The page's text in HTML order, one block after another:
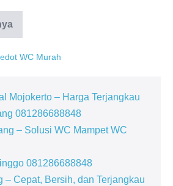
WC Murah
Mojokerto – Harga Terjangkau
081286688848
– Solusi WC Mampet WC
081286688848
– Cepat, Bersih, dan Terjangkau